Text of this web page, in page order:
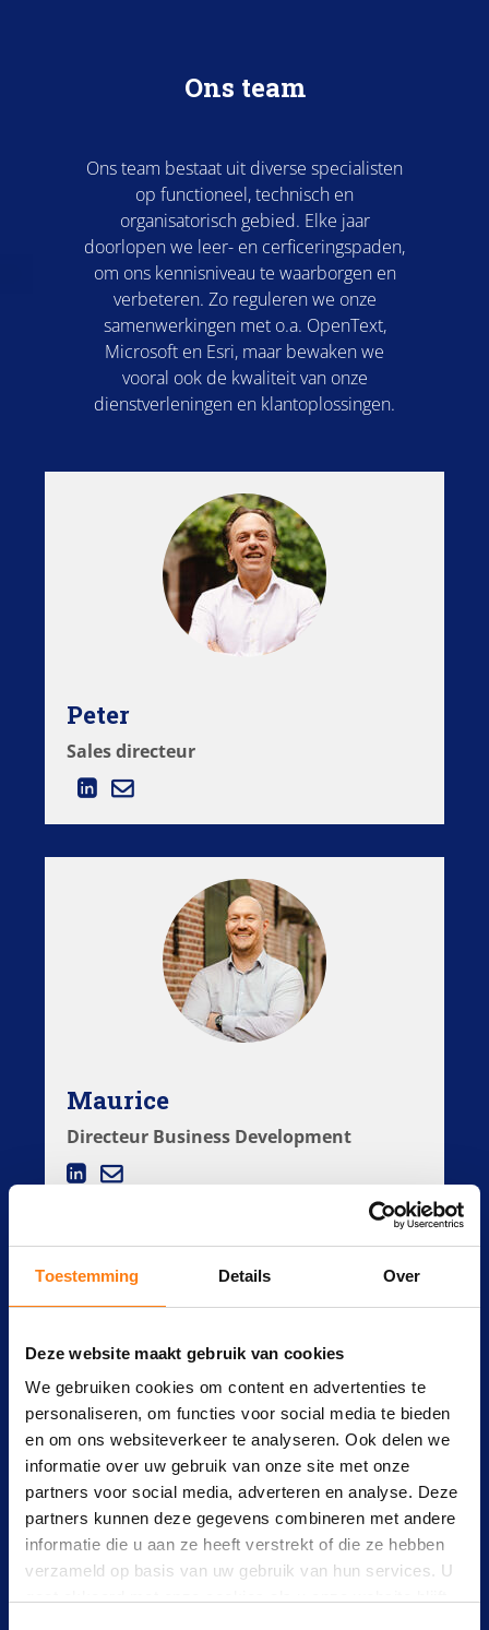
Toestemming Details Over
Deze website maakt gebruik van cookies
We gebruiken cookies om content en advertenties te
personaliseren, om functies voor social media te bieden
en om ons websiteverkeer te analyseren. Ook delen we
informatie over uw gebruik van onze site met onze
partners voor social media, adverteren en analyse. Deze
partners kunnen deze gegevens combineren met andere
informatie die u aan ze heeft verstrekt of die ze hebben
verzameld op basis van uw gebruik van hun services. U
Ons team
Ons team bestaat uit diverse specialisten
op functioneel, technisch en
organisatorisch gebied. Elke jaar
doorlopen we leer- en cerficeringspaden,
om ons kennisniveau te waarborgen en
verbeteren. Zo reguleren we onze
samenwerkingen met o.a. OpenText,
Microsoft en Esri, maar bewaken we
vooral ook de kwaliteit van onze
dienstverleningen en klantoplossingen.
Peter
Sales directeur
Maurice
Directeur Business Development
Ron
Technisch Directeur